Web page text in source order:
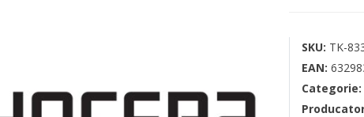
SKU: TK-
EAN:
Categorie: